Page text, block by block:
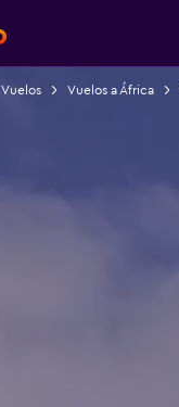
Vuelos Vuelos a África